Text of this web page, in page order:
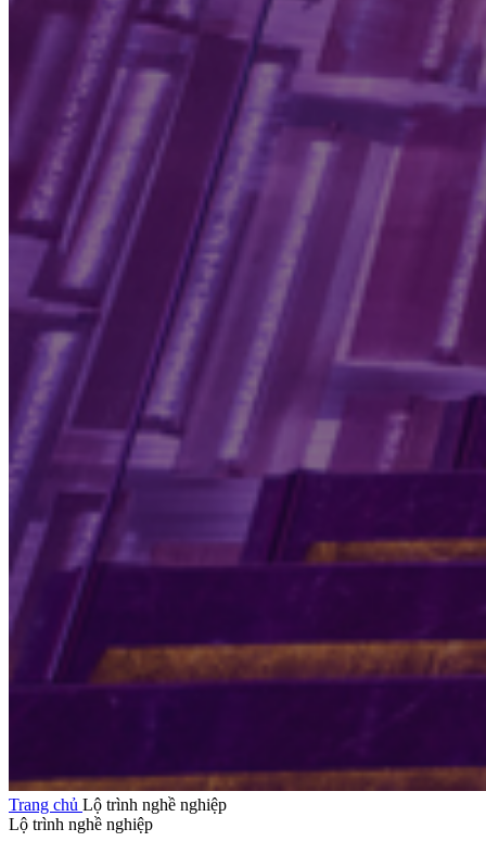
Trang chủ Lộ trình nghề nghiệp
Lộ trình nghề nghiệp